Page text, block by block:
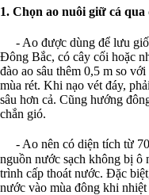
1. Chọn ao nuôi giữ cá qua
- Ao được dùng để lưu
Đông Bắc, có cây cối hoặc
đào ao sâu thêm 0,5 m so
mùa rét. Khi nạo vét đáy,
sâu hơn cả. Cũng hướng
chắn gió.
- Ao nên có diện tích từ
nguồn nước sạch không bị ô
trình cấp thoát nước. Đặc
nước vào mùa đông khi